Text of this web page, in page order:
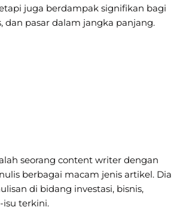
juga berdampak signifikan bagi
dan pasar dalam jangka panjang.
seorang content writer dengan
berbagai macam jenis artikel. Dia
di bidang investasi, bisnis,
isu terkini.